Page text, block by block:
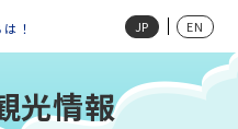
！ JP EN
光情報